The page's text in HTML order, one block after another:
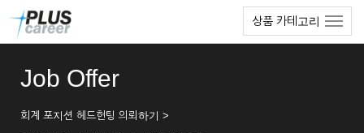
상품 카테고리
Job Offer
회계 포지션 헤드헌팅 의뢰하기 >